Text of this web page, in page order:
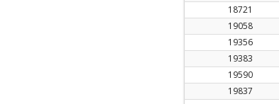
18721
19058
19356
19383
19590
19837